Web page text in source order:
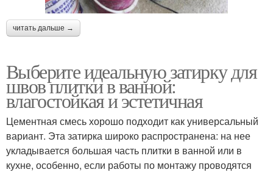
читать дальше →
Выберите идеальную затирку для
швов плитки в ванной:
влагостойкая и эстетичная
Цементная смесь хорошо подходит как универсальный
вариант. Эта затирка широко распространена: на нее
укладывается большая часть плитки в ванной или в
кухне, особенно, если работы по монтажу проводятся